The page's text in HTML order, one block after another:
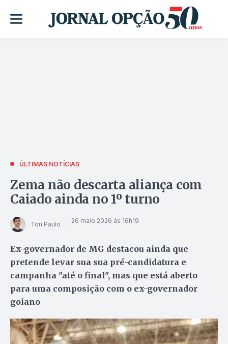
ÚLTIMAS NOTÍCIAS
Zema não descarta aliança com
Caiado ainda no 1º turno
Ton Paulo 26 maio 2026 às 16h19
Ex-governador de MG destacou ainda que
pretende levar sua sua pré-candidatura e
campanha "até o final", mas que está aberto
para uma composição com o ex-governador
goiano